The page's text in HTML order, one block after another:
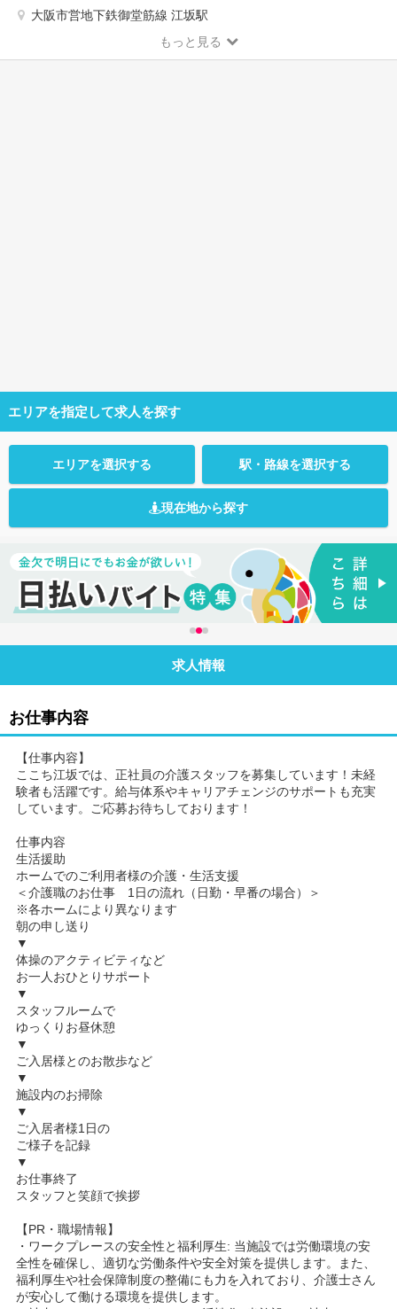
大阪市営地下鉄御堂筋線 江坂駅
もっと見る
エリアを指定して求人を探す
エリアを選択する 駅・路線を選択する
現在地から探す
求人情報
お仕事内容
【仕事内容】
ここち江坂では、正社員の介護スタッフを募集しています！未経
験者も活躍です。給与体系やキャリアチェンジのサポートも充実
しています。ご応募お待ちしております！
仕事内容
生活援助
ホームでのご利用者様の介護・生活支援
＜介護職のお仕事 1日の流れ（日勤・早番の場合）＞
※各ホームにより異なります
朝の申し送り
▼
体操のアクティビティなど
お一人おひとりサポート
▼
スタッフルームで
ゆっくりお昼休憩
▼
ご入居様とのお散歩など
▼
施設内のお掃除
▼
ご入居者様1日の
ご様子を記録
▼
お仕事終了
スタッフと笑顔で挨拶
【PR・職場情報】
・ワークプレースの安全性と福利厚生: 当施設では労働環境の安
全性を確保し、適切な労働条件や安全対策を提供します。また、
福利厚生や社会保障制度の整備にも力を入れており、介護士さん
が安心して働ける環境を提供します。